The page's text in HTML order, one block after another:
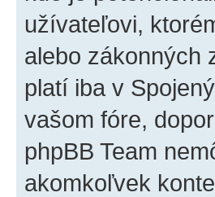
užívateľovi,
alebo zákonných
platí iba v
vašom fóre,
phpBB Team
akomkoľvek